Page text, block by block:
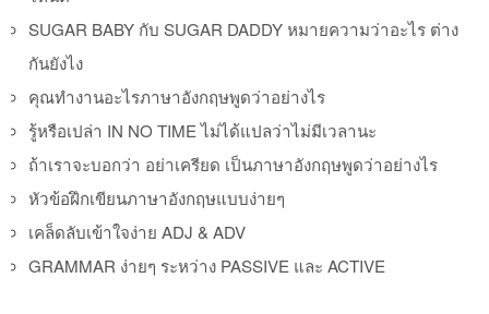
SUGAR BABY กับ SUGAR DADDY หมายความว่าอะไร ต่าง
กันยังไง
คุณทำงานอะไรภาษาอังกฤษพูดว่าอย่างไร
รู้หรือเปล่า IN NO TIME ไม่ได้แปลว่าไม่มีเวลานะ
ถ้าเราจะบอกว่า อย่าเครียด เป็นภาษาอังกฤษพูดว่าอย่างไร
หัวข้อฝึกเขียนภาษาอังกฤษแบบง่ายๆ
เคล็ดลับเข้าใจง่าย ADJ & ADV
GRAMMAR ง่ายๆ ระหว่าง PASSIVE และ ACTIVE